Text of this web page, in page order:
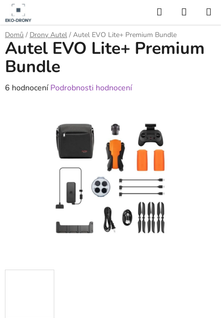
Přejít
obsah
Hledat
KOŠÍK
Domů / Drony Autel / Autel EVO Lite+ Premium Bundle
Autel EVO Lite+ Premium
Bundle
Průměrné
6 hodnocení Podrobnosti hodnocení